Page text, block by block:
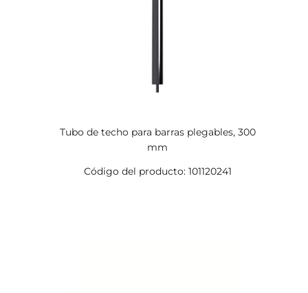
Tubo de techo para barras plegables, 300
mm
Código del producto: 101120241